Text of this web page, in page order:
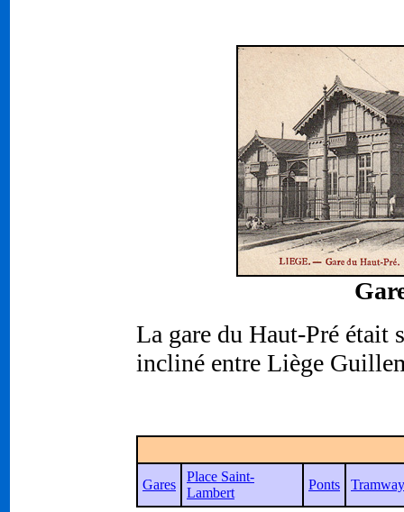
La gare du Haut-Pré était
incliné entre Liège
Gares
Place Saint-
Lambert
Ponts